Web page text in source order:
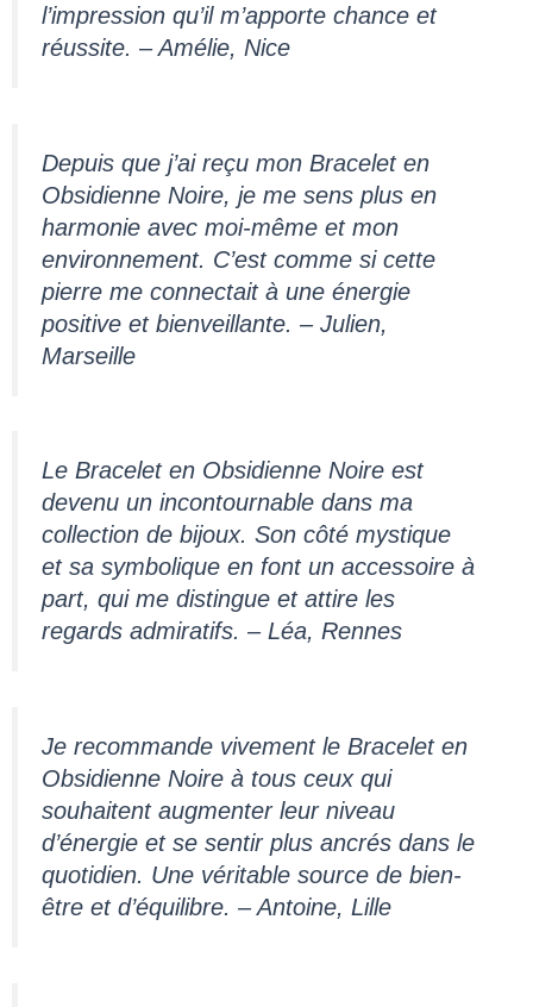
l’impression qu’il m’apporte chance et
réussite. – Amélie, Nice
Depuis que j’ai reçu mon Bracelet en
Obsidienne Noire, je me sens plus en
harmonie avec moi-même et mon
environnement. C’est comme si cette
pierre me connectait à une énergie
positive et bienveillante. – Julien,
Marseille
Le Bracelet en Obsidienne Noire est
devenu un incontournable dans ma
collection de bijoux. Son côté mystique
et sa symbolique en font un accessoire à
part, qui me distingue et attire les
regards admiratifs. – Léa, Rennes
Je recommande vivement le Bracelet en
Obsidienne Noire à tous ceux qui
souhaitent augmenter leur niveau
d’énergie et se sentir plus ancrés dans le
quotidien. Une véritable source de bien-
être et d’équilibre. – Antoine, Lille